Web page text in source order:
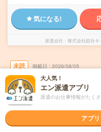
気になる!
派遣会社 株式会社綜合
未読 掲載日 2026/08/05
【初心者歓迎！】
梱包/日払いOK
交通費別途支
派遣
大人気！
エン派遣アプリ
派遣のお仕事情報がたく
アプ